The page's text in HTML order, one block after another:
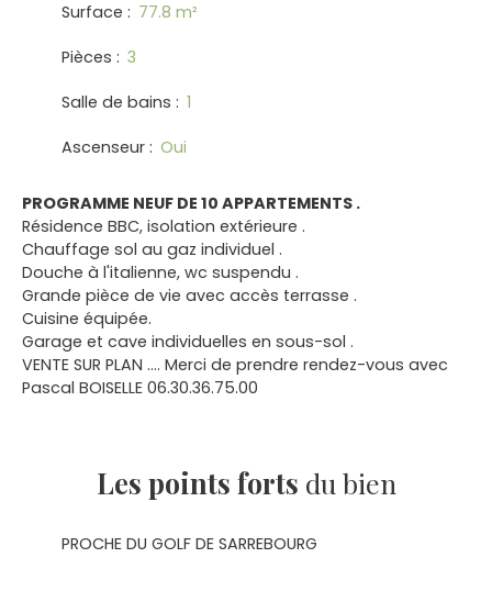
Surface : 77.8 m²
Pièces : 3
Salle de bains : 1
Ascenseur : Oui
PROGRAMME NEUF DE 10 APPARTEMENTS .
Résidence BBC, isolation extérieure .
Chauffage sol au gaz individuel .
Douche à l'italienne, wc suspendu .
Grande pièce de vie avec accès terrasse .
Cuisine équipée.
Garage et cave individuelles en sous-sol .
VENTE SUR PLAN .... Merci de prendre rendez-vous avec
Pascal BOISELLE 06.30.36.75.00
Les points forts du bien
PROCHE DU GOLF DE SARREBOURG